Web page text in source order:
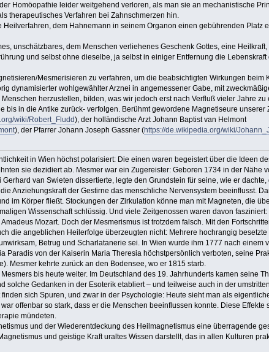
Homöopathie leider weitgehend verloren, als man sie an mechanistische
therapeutisches Verfahren bei Zahnschmerzen hin.
dem Hahnemann in seinem Organon einen gebührenden Platz
unschätzbares, dem Menschen verliehenes Geschenk Gottes, eine
und selbst ohne dieselbe, ja selbst in einiger Entfernung die
Mesmerisieren zu verfahren, um die beabsichtigten Wirkungen
dynamisierter wohlgewählter Arznei in angemessener Gabe, mit
herzustellen, bilden, was wir jedoch erst nach Verfluß vieler Jahre zu
bis in die Antike zurück- verfolgen. Berühmt gewordene Magnetiseure
wiki/Robert_Fludd), der holländische Arzt Johann Baptist van Helmont
), der Pfarrer Johann Joseph Gassner (https://de.wikipedia.org/wiki/
in Wien höchst polarisiert: Die einen waren begeistert über die Ideen
sie dezidiert ab. Mesmer war ein Zugereister: Geboren 1734 in der Nähe
van Swieten dissertierte, legte den Grundstein für seine, wie er
Anziehungskraft der Gestirne das menschliche Nervensystem beeinflusst.
im Körper fließt. Stockungen der Zirkulation könne man mit Magneten, die
Wissenschaft schlüssig. Und viele Zeitgenossen waren davon
Mozart. Doch der Mesmerismus ist trotzdem falsch. Mit den
die angeblichen Heilerfolge überzeugten nicht: Mehrere hochrangig
Betrug und Scharlatanerie sei. In Wien wurde ihm 1777 nach
Paradis von der Kaiserin Maria Theresia höchstpersönlich verboten, seine
Mesmer kehrte zurück an den Bodensee, wo er 1815 starb.
bis heute weiter. Im Deutschland des 19. Jahrhunderts kamen seine
solche Gedanken in der Esoterik etabliert – und teilweise auch in der
sich Spuren, und zwar in der Psychologie: Heute sieht man als
offenbar so stark, dass er die Menschen beeinflussen konnte. Diese
mündeten.
und der Wiederentdeckung des Heilmagnetismus eine überragende
und geistige Kraft uraltes Wissen darstellt, das in allen Kulturen